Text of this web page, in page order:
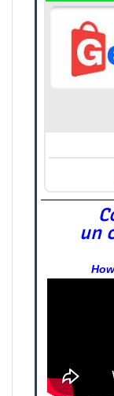
un